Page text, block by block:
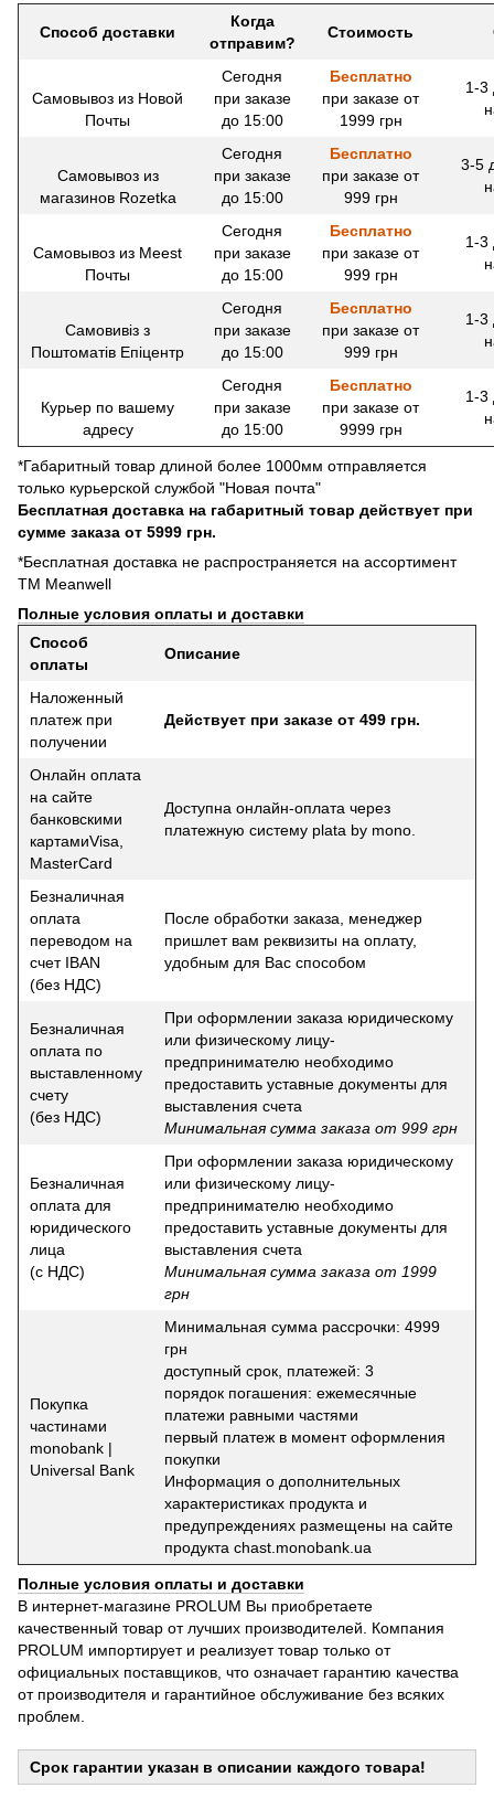
Способ доставки
Когда
отправим?
Стоимость
Самовывоз из Новой
Почты
Сегодня
при заказе
до 15:00
Бесплатно
при заказе от
1999 грн
1-3
Самовывоз из
магазинов Rozetka
Сегодня
при заказе
до 15:00
Бесплатно
при заказе от
999 грн
3-5
Самовывоз из Meest
Почты
Сегодня
при заказе
до 15:00
Бесплатно
при заказе от
999 грн
1-3
Самовивіз з
Поштоматів Епіцентр
Сегодня
при заказе
до 15:00
Бесплатно
при заказе от
999 грн
1-3
Курьер по вашему
адресу
Сегодня
при заказе
до 15:00
Бесплатно
при заказе от
9999 грн
1-3
*Габаритный товар длиной более 1000мм отправляется
только курьерской службой "Новая почта"
Бесплатная доставка на габаритный товар действует при
сумме заказа от 5999 грн.
*Бесплатная доставка не распространяется на ассортимент
ТМ Meanwell
Полные условия оплаты и доставки
Способ
оплаты
Описание
Наложенный
платеж при
получении
Действует при заказе от 499 грн.
Онлайн оплата
на сайте
банковскими
картамиVisa,
MasterCard
Доступна онлайн-оплата через
платежную систему plata by mono.
Безналичная
оплата
переводом на
счет IBAN
(без НДС)
После обработки заказа, менеджер
пришлет вам реквизиты на оплату,
удобным для Вас способом
Безналичная
оплата по
выставленному
счету
(без НДС)
При оформлении заказа юридическому
или физическому лицу-
предпринимателю необходимо
предоставить уставные документы для
выставления счета
Минимальная сумма заказа от 999 грн
Безналичная
оплата для
юридического
лица
(с НДС)
При оформлении заказа юридическому
или физическому лицу-
предпринимателю необходимо
предоставить уставные документы для
выставления счета
Минимальная сумма заказа от 1999
грн
Покупка
частинами
monobank |
Universal Bank
Минимальная сумма рассрочки: 4999
грн
доступный срок, платежей: 3
порядок погашения: ежемесячные
платежи равными частями
первый платеж в момент оформления
покупки
Информация о дополнительных
характеристиках продукта и
предупреждениях размещены на сайте
продукта chast.monobank.ua
Полные условия оплаты и доставки
В интернет-магазине PROLUM Вы приобретаете
качественный товар от лучших производителей. Компания
PROLUM импортирует и реализует товар только от
официальных поставщиков, что означает гарантию качества
от производителя и гарантийное обслуживание без всяких
проблем.
Срок гарантии указан в описании каждого товара!